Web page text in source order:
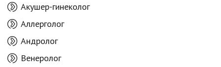
Акушер-гинеколог
Аллерголог
Андролог
Венеролог